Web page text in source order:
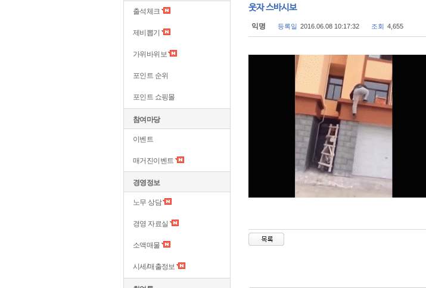
출석체크
제비뽑기
가위바위보
포인트 순위
포인트 쇼핑몰
참여마당
이벤트
매거진이벤트
경영정보
노무 상담
경영 자료실
소액매물
시세/매출정보
웃자 스바시보
익명 등록일 2016.06.08 10:17:32 조회 4,655